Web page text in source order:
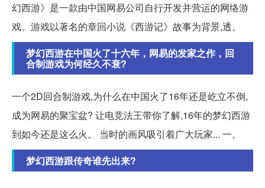
幻西游》是一款由中国网易公司自行开发并营运的网络游
戏。游戏以著名的章回小说《西游记》故事为背景,透。
梦幻西游在中国火了十六年，网易的发家之作，回
合制游戏为何经久不衰?
一个2D回合制游戏,为什么在中国火了16年还是屹立不倒,
成为网易的聚宝盆? 让电竞法王带你了解,16年的梦幻西游
到如今还是这么火。 当时的画风吸引着广大玩家... 一。
梦幻西游跟传奇谁先出来?